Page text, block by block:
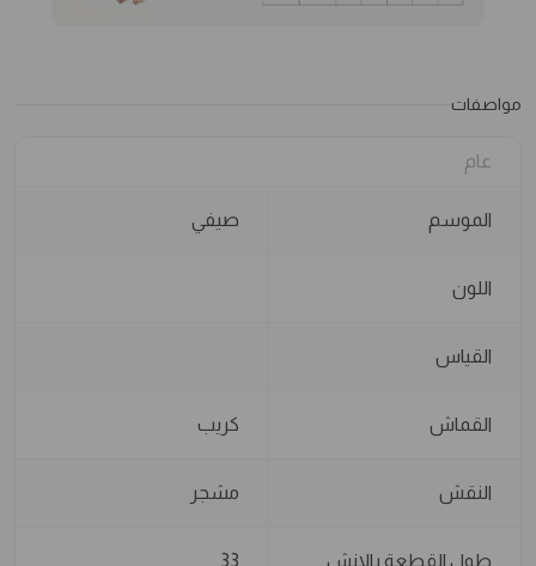
مواصفات
عام
الموسم صيفي
اللون
القياس
القماش كريب
النقش مشجر
طول القطعة بالانش 33